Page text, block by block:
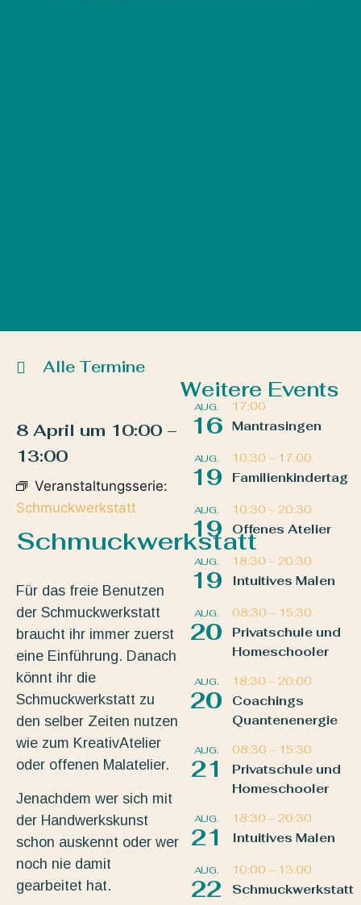
Alle Termine
8 April um 10:00 –
13:00
Veranstaltungsserie:
Schmuckwerkstatt
Schmuckwerkstatt
Für das freie Benutzen
der Schmuckwerkstatt
braucht ihr immer zuerst
eine Einführung. Danach
könnt ihr die
Schmuckwerkstatt zu
den selber Zeiten nutzen
wie zum KreativAtelier
oder offenen Malatelier.
Jenachdem wer sich mit
der Handwerkskunst
schon auskennt oder wer
noch nie damit
gearbeitet hat.
Weitere Events
AUG.
16
17:00
Mantrasingen
AUG.
19
10:30 – 17:00
Familienkindertag
AUG.
19
10:30 – 20:30
Offenes Atelier
AUG.
19
18:30 – 20:30
Intuitives Malen
AUG.
20
08:30 – 15:30
Privatschule und
Homeschooler
AUG.
20
18:30 – 20:00
Coachings
Quantenenergie
AUG.
21
08:30 – 15:30
Privatschule und
Homeschooler
AUG.
21
18:30 – 20:30
Intuitives Malen
AUG.
22
10:00 – 13:00
Schmuckwerkstatt